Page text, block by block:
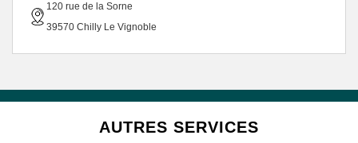
120 rue de la Sorne
39570 Chilly Le Vignoble
AUTRES SERVICES